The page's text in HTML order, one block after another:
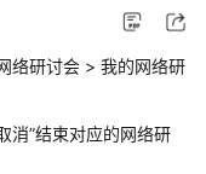
络研讨会 > 我的网络研
消”结束对应的网络研